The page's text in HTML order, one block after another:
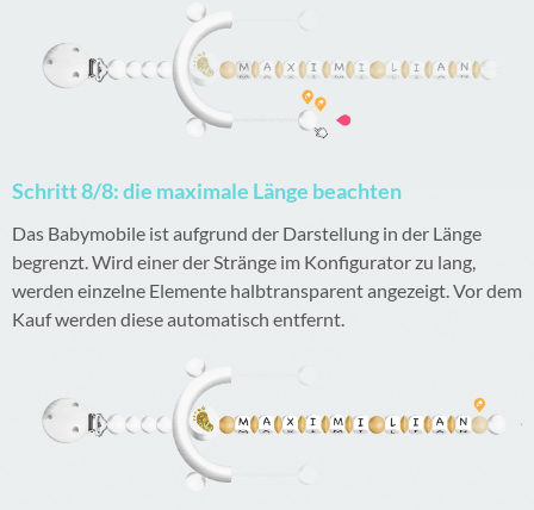
Schritt 8/8: die maximale Länge beachten
Das Babymobile ist aufgrund der Darstellung in der Länge
begrenzt. Wird einer der Stränge im Konfigurator zu lang,
werden einzelne Elemente halbtransparent angezeigt. Vor dem
Kauf werden diese automatisch entfernt.